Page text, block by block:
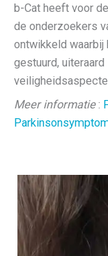
b-Cat heeft voor
de onderzoekers
ontwikkeld
gestuurd,
Meer informatie: